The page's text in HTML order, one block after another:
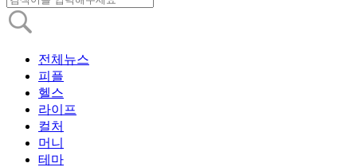
전체뉴스
피플
헬스
라이프
컬처
머니
테마